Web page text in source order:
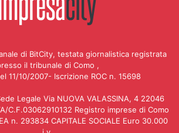
di BitCity, testata giornalistica registrata
il tribunale di Como ,
11/10/2007- Iscrizione ROC n. 15698
Legale Via NUOVA VALASSINA, 4 22046
C.F.03062910132 Registro imprese di Como
n. 293834 CAPITALE SOCIALE Euro 30.000